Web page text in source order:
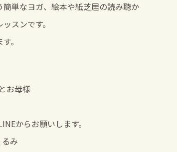
単なヨガ、絵本や紙芝居の読み聴か
スンです。
。
お母様
からお願いします。
み